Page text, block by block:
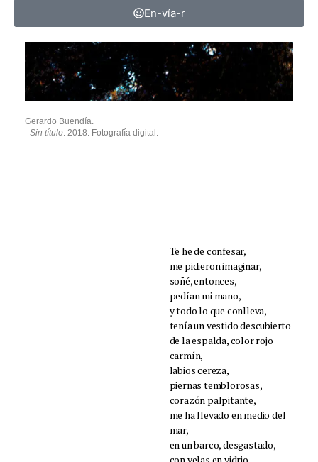
Gerardo Buendía.
Sin título. 2018. Fotografía digital.
Te he de confesar,
me pidieron imaginar,
soñé, entonces,
pedían mi mano,
y todo lo que conlleva,
tenía un vestido descubierto
de la espalda, color rojo
carmín,
labios cereza,
piernas temblorosas,
corazón palpitante,
me ha llevado en medio del
mar,
en un barco, desgastado,
con velas en vidrio,
En-vía-r